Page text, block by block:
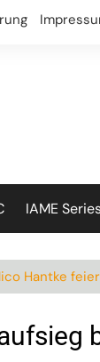
IAME
Hantke